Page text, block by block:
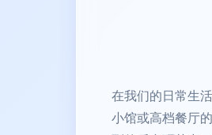
在我们的日常生
小馆或高档餐厅